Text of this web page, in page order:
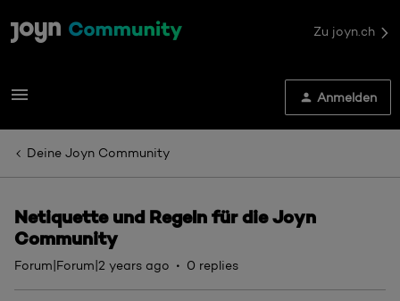
Zu joyn.ch
Anmelden
Deine Joyn Community
Netiquette und Regeln für die Joyn
Community
Forum|Forum|2 years ago 0 replies